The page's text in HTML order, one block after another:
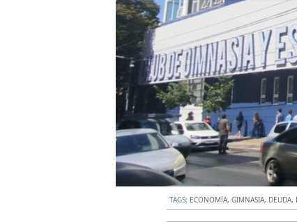
TAGS: ECONOMíA,GIMNASIA, DEUDA,